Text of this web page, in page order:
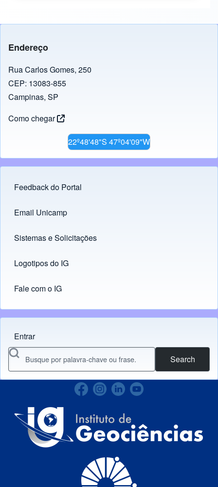
Endereço
Rua Carlos Gomes, 250
CEP: 13083-855
Campinas, SP
Como chegar
22º48'48"S 47º04'09"W
Footer menu
Feedback do Portal
Links
Email Unicamp
(opens in new tab)
Sistemas e Solicitações
(opens in new tab)
Logotipos do IG
(opens in new tab)
Fale com o IG
Menu do usuário
Entrar
Search